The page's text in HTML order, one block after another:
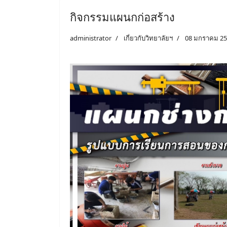
กิจกรรมแผนกก่อสร้าง
administrator เกี่ยวกับวิทยาลัยฯ 08 มกราคม